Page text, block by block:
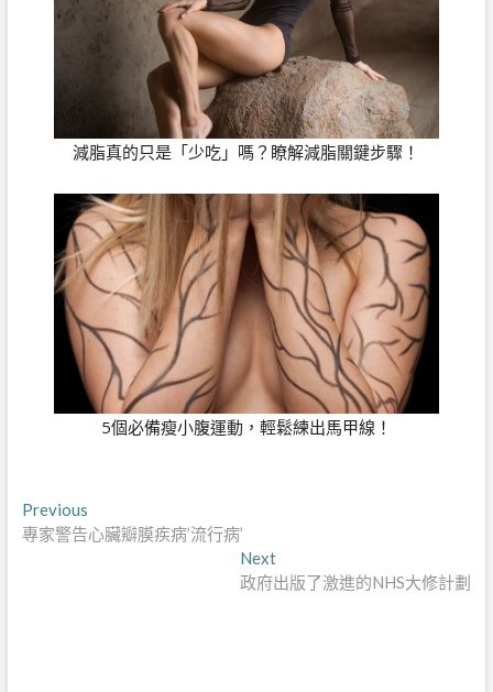
減脂真的只是「少吃」嗎？瞭解減脂關鍵步驟！
5個必備瘦小腹運動，輕鬆練出馬甲線！
文
章
PreviousPrevious
post:
專家警告心臟瓣膜疾病’流行病’
NextNext
post:
政府出版了激進的NHS大修計劃